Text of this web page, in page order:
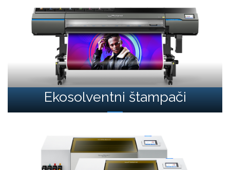
Ekosolventni štampači